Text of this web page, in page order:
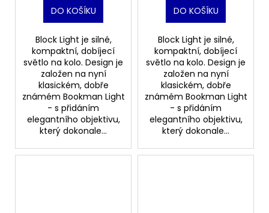
DO KOŠÍKU
Block Light je silné,
kompaktní, dobíjecí
světlo na kolo. Design je
založen na nyní
klasickém, dobře
známém Bookman Light
- s přidáním
elegantního objektivu,
který dokonale...
DO KOŠÍKU
Block Light je silné,
kompaktní, dobíjecí
světlo na kolo. Design je
založen na nyní
klasickém, dobře
známém Bookman Light
- s přidáním
elegantního objektivu,
který dokonale...